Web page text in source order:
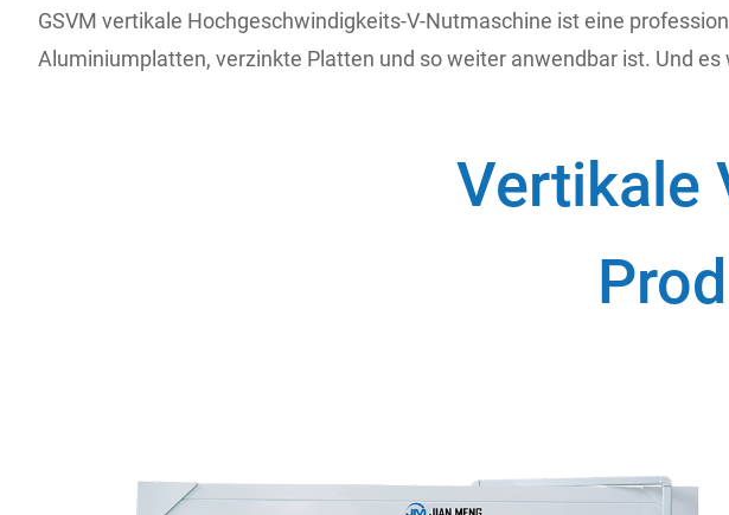
GSVM vertikale Hochgeschwindigkeits-V-Nutmaschine ist eine
Aluminiumplatten, verzinkte Platten und so weiter anwendbar ist. Und
Vertikale